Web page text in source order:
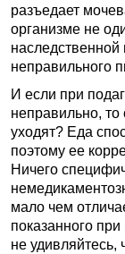
разъедает
организме не
неправильного
И если при
неправильно, то
уходят? Еда
поэтому ее
Ничего
мало чем
показанного
не удивляйтесь,